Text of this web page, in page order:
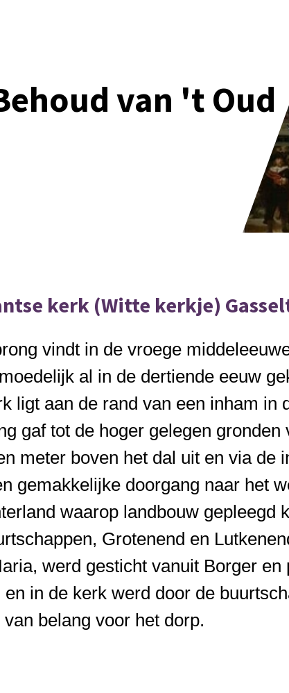
van 't Oud
kerk (Witte kerkje)
vindt in de vroege
al in de dertiende eeuw
ligt aan de rand van een inham in
gaf tot de hoger gelegen gronden
meter boven het dal uit en via de
gemakkelijke doorgang naar het
waarop landbouw gepleegd
Grotenend en
werd gesticht vanuit Borger en
in de kerk werd door de
belang voor het dorp.